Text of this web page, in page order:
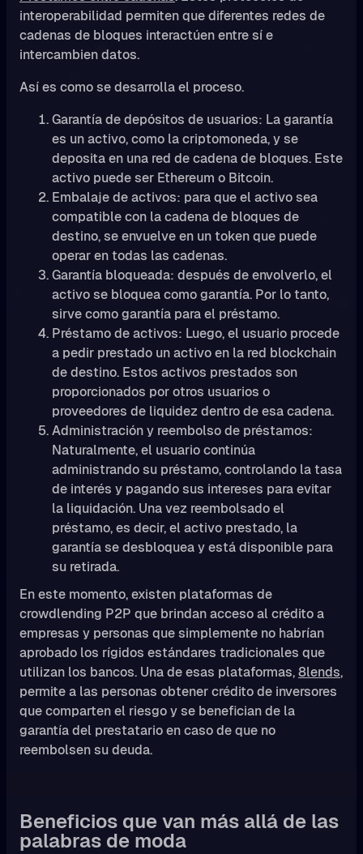
interoperabilidad permiten que diferentes redes de
cadenas de bloques interactúen entre sí e
intercambien datos.
Así es como se desarrolla el proceso.
Garantía de depósitos de usuarios: La garantía
es un activo, como la criptomoneda, y se
deposita en una red de cadena de bloques. Este
activo puede ser Ethereum o Bitcoin.
Embalaje de activos: para que el activo sea
compatible con la cadena de bloques de
destino, se envuelve en un token que puede
operar en todas las cadenas.
Garantía bloqueada: después de envolverlo, el
activo se bloquea como garantía. Por lo tanto,
sirve como garantía para el préstamo.
Préstamo de activos: Luego, el usuario procede
a pedir prestado un activo en la red blockchain
de destino. Estos activos prestados son
proporcionados por otros usuarios o
proveedores de liquidez dentro de esa cadena.
Administración y reembolso de préstamos:
Naturalmente, el usuario continúa
administrando su préstamo, controlando la tasa
de interés y pagando sus intereses para evitar
la liquidación. Una vez reembolsado el
préstamo, es decir, el activo prestado, la
garantía se desbloquea y está disponible para
su retirada.
En este momento, existen plataformas de
crowdlending P2P que brindan acceso al crédito a
empresas y personas que simplemente no habrían
aprobado los rígidos estándares tradicionales que
utilizan los bancos. Una de esas plataformas,8lends,
permite a las personas obtener crédito de inversores
que comparten el riesgo y se benefician de la
garantía del prestatario en caso de que no
reembolsen su deuda.
Beneficios que van más allá de las
palabras de moda